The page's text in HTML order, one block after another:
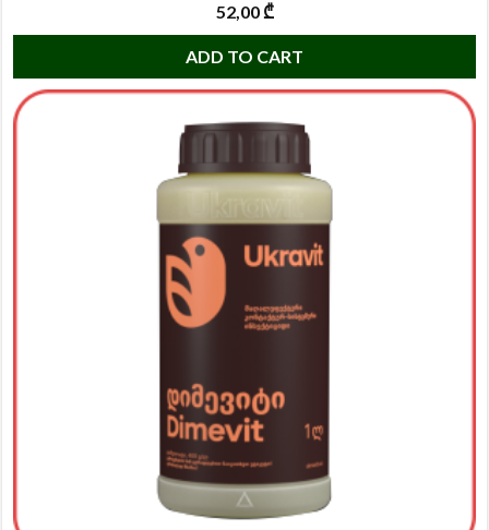
52,00₾
ADD TO CART